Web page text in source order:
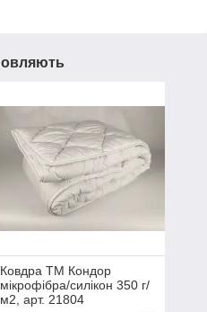
Ковдра ТМ Кондор
мікрофібра/силікон 350 г/
м2, арт. 21804